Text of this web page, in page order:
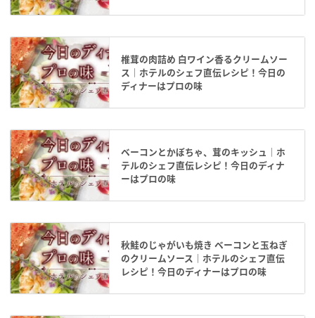
椎茸の肉詰め 白ワイン香るクリームソー
ス｜ホテルのシェフ直伝レシピ！今日の
ディナーはプロの味
ベーコンとかぼちゃ、茸のキッシュ｜ホ
テルのシェフ直伝レシピ！今日のディナ
ーはプロの味
秋鮭のじゃがいも焼き ベーコンと玉ねぎ
のクリームソース｜ホテルのシェフ直伝
レシピ！今日のディナーはプロの味